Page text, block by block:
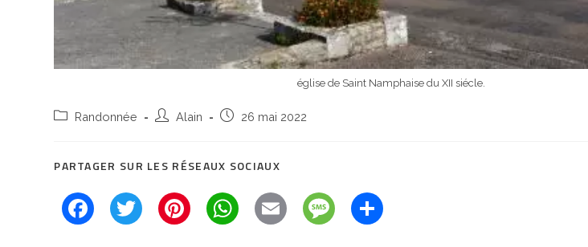
église de Saint Namphaise du XII siécle.
PostRandonnée
Auteur/autrice
publication :
Alain
Post26 mai 2022
PARTAGER SUR LES RÉSEAUX SOCIAUX
T
w
Pi
nt
W
E
m
M